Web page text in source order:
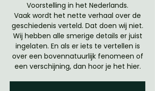
Voorstelling in het Nederlands.
Vaak wordt het nette verhaal over de
geschiedenis verteld. Dat doen wij niet.
Wij hebben alle smerige details er juist
ingelaten. En als er iets te vertellen is
over een bovennatuurlijk fenomeen of
een verschijning, dan hoor je het hier.